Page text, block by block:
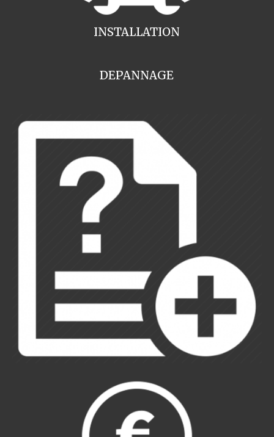
INSTALLATION
DEPANNAGE